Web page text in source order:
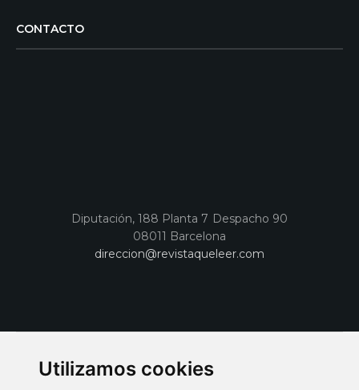
Utilizamos cookies
CONTACTO
Diputación, 188 Planta 7 Despacho 90
08011 Barcelona
direccion@revistaqueleer.com